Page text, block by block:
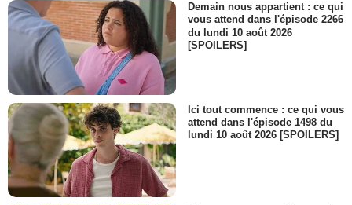
Demain nous appartient : ce qui
vous attend dans l'épisode 2266
du lundi 10 août 2026
[SPOILERS]
Ici tout commence : ce qui vous
attend dans l'épisode 1498 du
lundi 10 août 2026 [SPOILERS]